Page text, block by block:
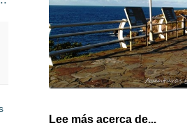
Lee más acerca de...